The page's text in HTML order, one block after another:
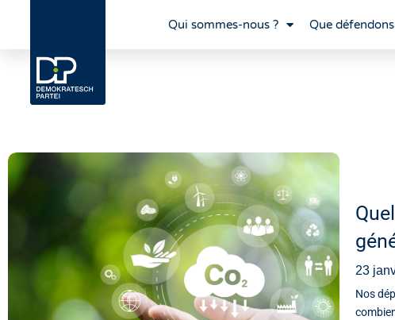
Qui sommes-nous ? Que
23
Nos